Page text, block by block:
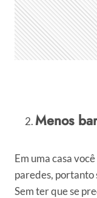
Menos
Em uma casa
paredes, portanto
Sem ter que se